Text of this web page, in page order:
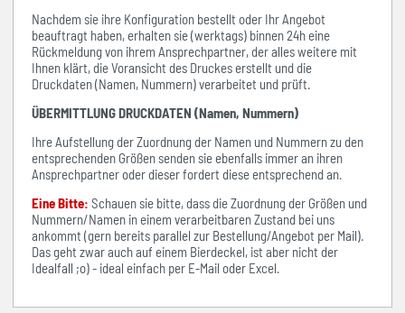
Nachdem sie ihre Konfiguration bestellt oder Ihr Angebot
beauftragt haben, erhalten sie (werktags) binnen 24h eine
Rückmeldung von ihrem Ansprechpartner, der alles weitere mit
Ihnen klärt, die Voransicht des Druckes erstellt und die
Druckdaten (Namen, Nummern) verarbeitet und prüft.
ÜBERMITTLUNG DRUCKDATEN (Namen, Nummern)
Ihre Aufstellung der Zuordnung der Namen und Nummern zu den
entsprechenden Größen senden sie ebenfalls immer an ihren
Ansprechpartner oder dieser fordert diese entsprechend an.
Eine Bitte: Schauen sie bitte, dass die Zuordnung der Größen und
Nummern/Namen in einem verarbeitbaren Zustand bei uns
ankommt (gern bereits parallel zur Bestellung/Angebot per Mail).
Das geht zwar auch auf einem Bierdeckel, ist aber nicht der
Idealfall ;o) - ideal einfach per E-Mail oder Excel.